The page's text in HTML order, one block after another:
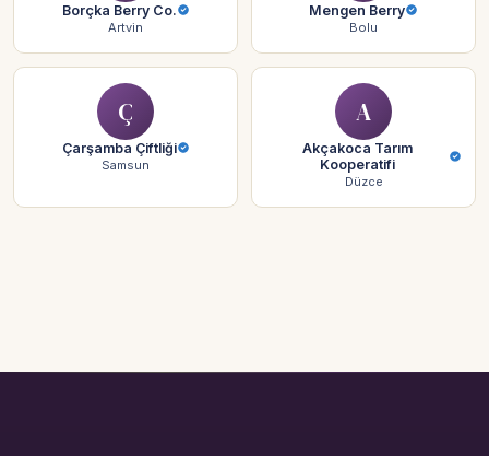
Borçka Berry Co.
Artvin
Mengen Berry
Bolu
Ç
Çarşamba Çiftliği
Samsun
A
Akçakoca Tarım
Kooperatifi
Düzce